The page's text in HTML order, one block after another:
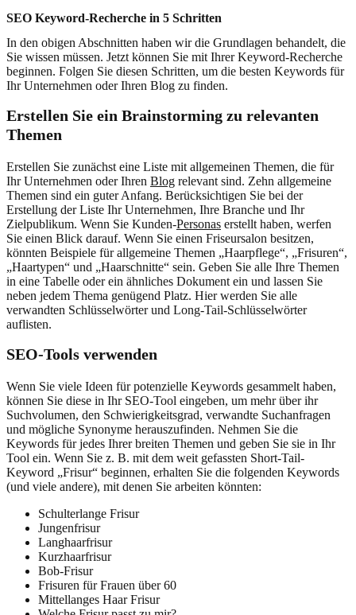
SEO Keyword-Recherche in 5 Schritten
In den obigen Abschnitten haben wir die Grundlagen behandelt, die
Sie wissen müssen. Jetzt können Sie mit Ihrer Keyword-Recherche
beginnen. Folgen Sie diesen Schritten, um die besten Keywords für
Ihr Unternehmen oder Ihren Blog zu finden.
Erstellen Sie ein Brainstorming zu relevanten
Themen
Erstellen Sie zunächst eine Liste mit allgemeinen Themen, die für
Ihr Unternehmen oder Ihren Blog relevant sind. Zehn allgemeine
Themen sind ein guter Anfang. Berücksichtigen Sie bei der
Erstellung der Liste Ihr Unternehmen, Ihre Branche und Ihr
Zielpublikum. Wenn Sie Kunden-Personas erstellt haben, werfen
Sie einen Blick darauf. Wenn Sie einen Friseursalon besitzen,
könnten Beispiele für allgemeine Themen „Haarpflege“, „Frisuren“,
„Haartypen“ und „Haarschnitte“ sein. Geben Sie alle Ihre Themen
in eine Tabelle oder ein ähnliches Dokument ein und lassen Sie
neben jedem Thema genügend Platz. Hier werden Sie alle
verwandten Schlüsselwörter und Long-Tail-Schlüsselwörter
auflisten.
SEO-Tools verwenden
Wenn Sie viele Ideen für potenzielle Keywords gesammelt haben,
können Sie diese in Ihr SEO-Tool eingeben, um mehr über ihr
Suchvolumen, den Schwierigkeitsgrad, verwandte Suchanfragen
und mögliche Synonyme herauszufinden. Nehmen Sie die
Keywords für jedes Ihrer breiten Themen und geben Sie sie in Ihr
Tool ein. Wenn Sie z. B. mit dem weit gefassten Short-Tail-
Keyword „Frisur“ beginnen, erhalten Sie die folgenden Keywords
(und viele andere), mit denen Sie arbeiten könnten:
Schulterlange Frisur
Jungenfrisur
Langhaarfrisur
Kurzhaarfrisur
Bob-Frisur
Frisuren für Frauen über 60
Mittellanges Haar Frisur